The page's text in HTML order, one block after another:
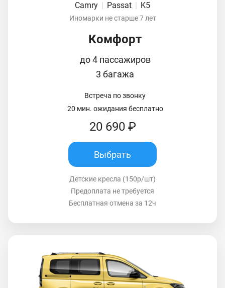
Camry Passat K5
Иномарки не старше 7 лет
Комфорт
до 4 пассажиров
3 багажа
Встреча по звонку
20 мин. ожидания бесплатно
20 690 ₽
Выбрать
Детские кресла (150р/шт)
Предоплата не требуется
Бесплатная отмена за 12ч